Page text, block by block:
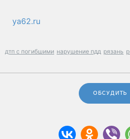
ya62.ru
дтп с погибшими нарушение пдд рязань
ОБСУДИТЬ